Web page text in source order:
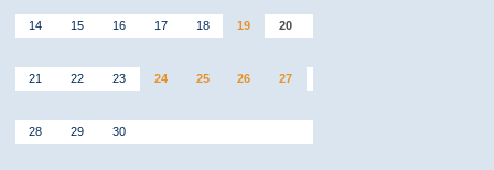
14 15 16 17 18 19 20
21 22 23 24 25 26 27
28 29 30